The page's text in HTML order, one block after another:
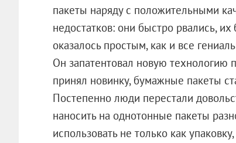
пакеты наряду с положительными
недостатков: они быстро рвались,
оказалось простым, как и все
Он запатентовал новую технологию
принял новинку, бумажные пакеты
Постепенно люди перестали
наносить на однотонные пакеты
использовать не только как